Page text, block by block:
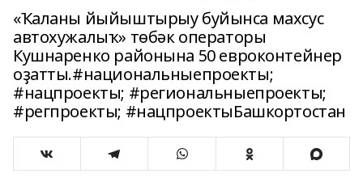
«Ҡаланы йыйыштырыу буйынса махсус
автохужалыҡ» төбәк операторы
Кушнаренко районына 50 евроконтейнер
оҙатты.#национальныепроекты;
#нацпроекты; #региональныепроекты;
#регпроекты; #нацпроектыБашкортостан